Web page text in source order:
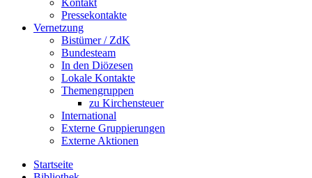
Kontakt
Pressekontakte
Vernetzung
Bistümer / ZdK
Bundesteam
In den Diözesen
Lokale Kontakte
Themengruppen
zu Kirchensteuer
International
Externe Gruppierungen
Externe Aktionen
Startseite